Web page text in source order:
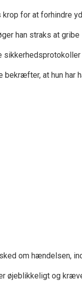
for at forhindre
han straks at
at hun har
om hændelsen,
øjeblikkeligt og